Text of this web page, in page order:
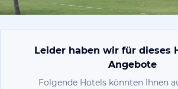
Leider haben wir für dieses
Angebote
Folgende Hotels könnten Ihnen